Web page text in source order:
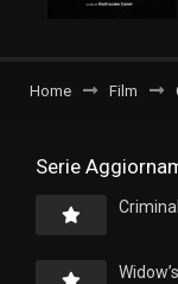
Home Film
Serie